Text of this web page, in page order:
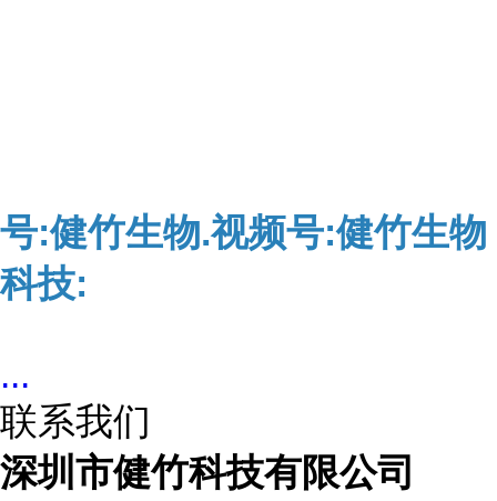
号:健竹生物.视频号:健竹生物
科技:
...
联系我们
深圳市健竹科技有限公司